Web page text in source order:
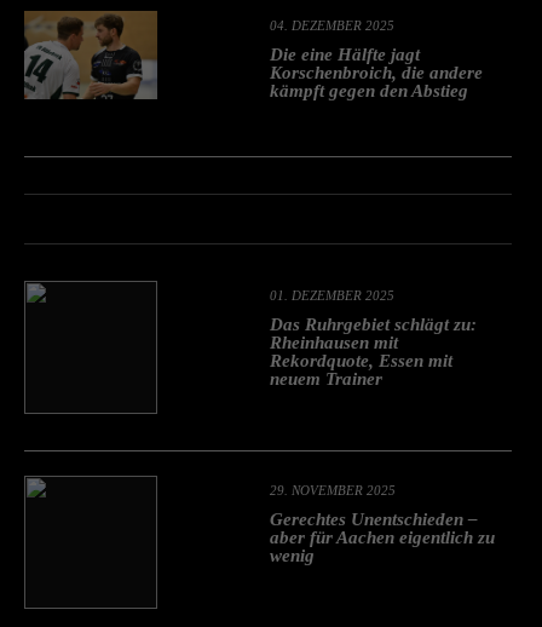
04. DEZEMBER 2025
Die eine Hälfte jagt
Korschenbroich, die andere
kämpft gegen den Abstieg
01. DEZEMBER 2025
Das Ruhrgebiet schlägt zu:
Rheinhausen mit
Rekordquote, Essen mit
neuem Trainer
29. NOVEMBER 2025
Gerechtes Unentschieden –
aber für Aachen eigentlich zu
wenig